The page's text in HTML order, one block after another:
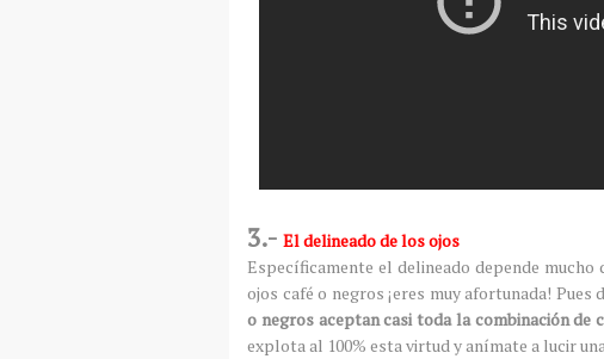
3.- El delineado de los ojos
Específicamente el delineado depende
ojos café o negros ¡eres muy afortunada!
o negros aceptan casi toda la combinación de
explota al 100% esta virtud y anímate a lucir